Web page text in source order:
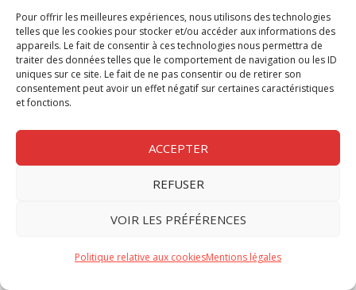
Pour offrir les meilleures expériences, nous utilisons des technologies
telles que les cookies pour stocker et/ou accéder aux informations des
appareils. Le fait de consentir à ces technologies nous permettra de
traiter des données telles que le comportement de navigation ou les ID
uniques sur ce site. Le fait de ne pas consentir ou de retirer son
consentement peut avoir un effet négatif sur certaines caractéristiques
et fonctions.
ACCEPTER
REFUSER
VOIR LES PRÉFÉRENCES
Politique relative aux cookiesMentions légales
Luce et Adrien Ostier-Barbier
– 199 1929 CC théâtre « Le Mystère
d’Adam » 1 LBO def – Claude Cahun tenant le
rôle du diable dans
par Pierre Albert-Birot, 1929 © Luce et Adrien
def – Claude Cahun, Youki et Robert Desnos,